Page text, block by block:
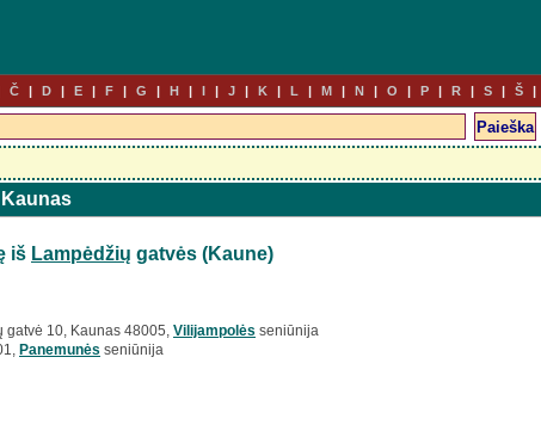
Č D E F G H I J K L M N O P R S Š
iš Lampėdžių gatvės (Kaune)
gatvė 10, Kaunas 48005, Vilijampolės seniūnija
Panemunės seniūnija